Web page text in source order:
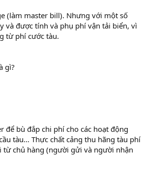
(làm master bill). Nhưng với một số
và được tính và phụ phí vận tải biển, vì
từ phí cước tàu.
gì?​
để bù đắp chi phí cho các hoạt động
tàu… Thực chất cảng thu hãng tàu phí
từ chủ hàng (người gửi và người nhận